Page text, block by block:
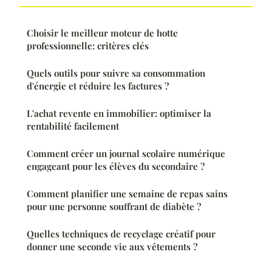
Choisir le meilleur moteur de hotte
professionnelle: critères clés
Quels outils pour suivre sa consommation
d'énergie et réduire les factures ?
L'achat revente en immobilier: optimiser la
rentabilité facilement
Comment créer un journal scolaire numérique
engageant pour les élèves du secondaire ?
Comment planifier une semaine de repas sains
pour une personne souffrant de diabète ?
Quelles techniques de recyclage créatif pour
donner une seconde vie aux vêtements ?